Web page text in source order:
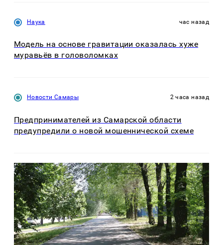
Наука час назад
Модель на основе гравитации оказалась хуже
муравьёв в головоломках
Новости Самары 2 часа назад
Предпринимателей из Самарской области
предупредили о новой мошеннической схеме